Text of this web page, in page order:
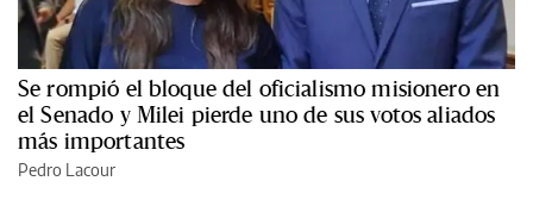
Se rompió el bloque del oficialismo misionero en
el Senado y Milei pierde uno de sus votos aliados
más importantes
Pedro Lacour